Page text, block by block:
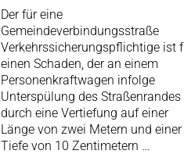
Der für eine
Gemeindeverbindungsstraße
Verkehrssicherungspflichtige ist
einen Schaden, der an einem
Personenkraftwagen infolge
Unterspülung des Straßenrandes
durch eine Vertiefung auf einer
Länge von zwei Metern und einer
Tiefe von 10 Zentimetern …